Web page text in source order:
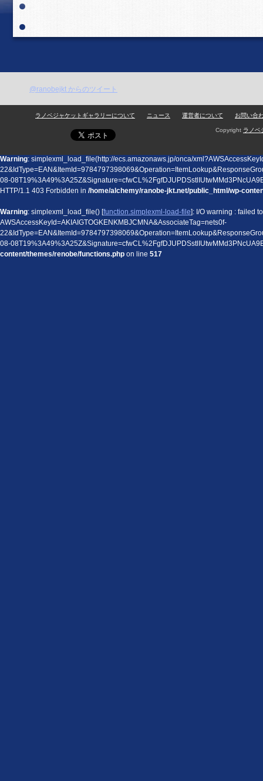
@ranobejkt からのツイート
ラノベジャケットギャラリーについて ニュース 運営者について お問い合
Copyright ラノベ
Warning: simplexml_load_file(http://ecs.amazonaws.jp/onca/
08-
HTTP/1.1 403 Forbidden in /home/alchemy/ranobe-jkt.net/public_html/wp-
Warning: simplexml_load_file() [function.simplexml-load-file]: I/O warning : failed
AWSAccessKeyId=AKIAIGTOGKENKMBJCMNA&AssociateTag=nets0f-
08-
content/themes/renobe/functions.php on line 517